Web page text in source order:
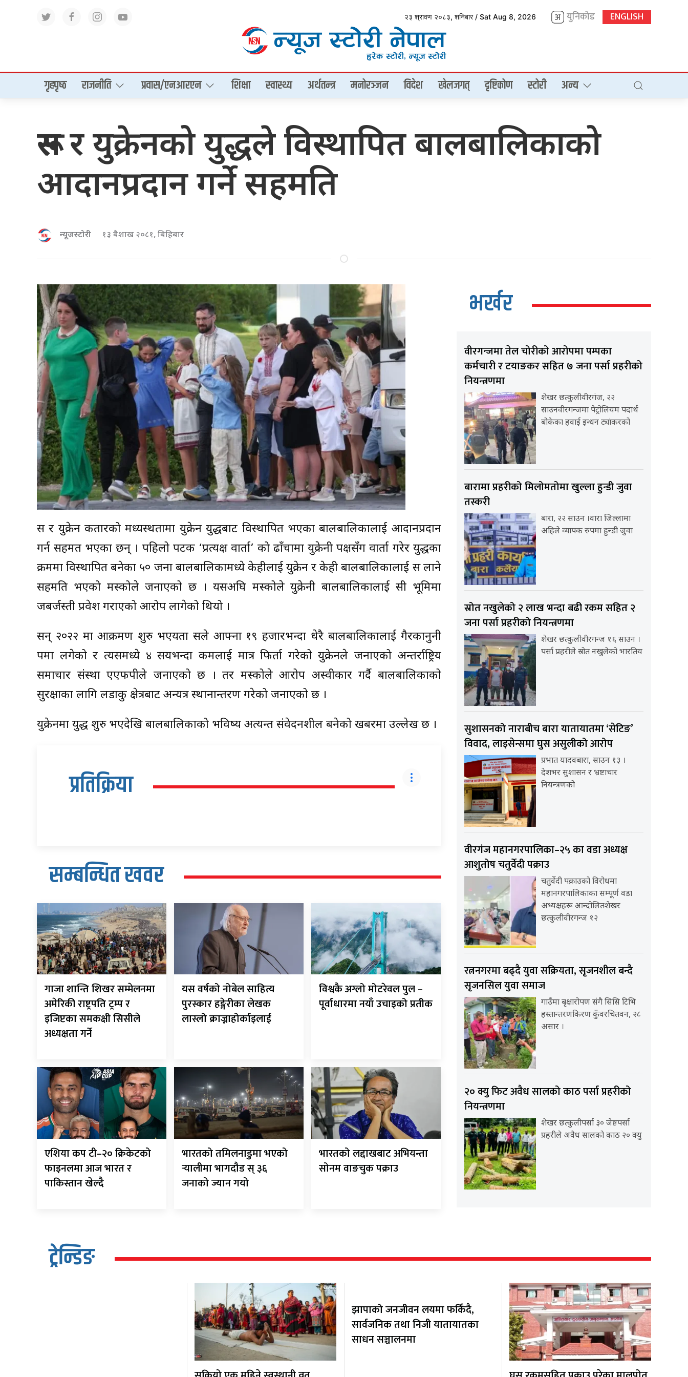
२३ श्रावण २०८३, शनिबार / Sat Aug 8, 2026 युनिकोड ENGLISH
गृहपृष्‍ठ राजनीति प्रवास/एनआरएन शिक्षा स्वास्थ्य अर्थतन्त्र मनोरञ्जन विदेश खेलजगत् दृष्टिकोण स्टोरी अन्य
रूस र युक्रेनको युद्धले विस्थापित बालबालिकाको
आदानप्रदान गर्ने सहमति
न्यूजस्टोरी १३ बैशाख २०८१, बिहिबार
रूस र युक्रेन कतारको मध्यस्थतामा युक्रेन युद्धबाट विस्थापित भएका बालबालिकालाई आदानप्रदान
गर्न सहमत भएका छन् । पहिलो पटक ‘प्रत्यक्ष वार्ता’ को ढाँचामा युक्रेनी पक्षसँग वार्ता गरेर युद्धका
क्रममा विस्थापित बनेका ५० जना बालबालिकामध्ये केहीलाई युक्रेन र केही बालबालिकालाई रूस लाने
सहमति भएको मस्कोले जनाएको छ । यसअघि मस्कोले युक्रेनी बालबालिकालाई रूसी भूमिमा
जबर्जस्ती प्रवेश गराएको आरोप लागेको थियो ।
सन् २०२२ मा आक्रमण शुरु भएयता रूसले आफ्ना १९ हजारभन्दा धेरै बालबालिकालाई गैरकानुनी
रूपमा लगेको र त्यसमध्ये ४ सयभन्दा कमलाई मात्र फिर्ता गरेको युक्रेनले जनाएको अन्तर्राष्ट्रिय
समाचार संस्था एएफपीले जनाएको छ । तर मस्कोले आरोप अस्वीकार गर्दै बालबालिकाको
सुरक्षाका लागि लडाकु क्षेत्रबाट अन्यत्र स्थानान्तरण गरेको जनाएको छ ।
युक्रेनमा युद्ध शुरु भएदेखि बालबालिकाको भविष्य अत्यन्त संवेदनशील बनेको खबरमा उल्लेख छ ।
प्रतिक्रिया
सम्बन्धित खवर
गाजा शान्ति शिखर सम्मेलनमा
अमेरिकी राष्ट्रपति ट्रम्प र
इजिप्टका समकक्षी सिसीले
अध्यक्षता गर्ने
यस वर्षको नोबेल साहित्य
पुरस्कार हङ्गेरीका लेखक
लास्लो क्राज्नाहोर्काइलाई
विश्वकै अग्लो मोटरेवल पुल –
पूर्वाधारमा नयाँ उचाइको प्रतीक
एशिया कप टी–२० क्रिकेटको
फाइनलमा आज भारत र
पाकिस्तान खेल्दै
भारतको तमिलनाडुमा भएको
र्‍यालीमा भागदौड स् ३६
जनाको ज्यान गयो
भारतको लद्दाखबाट अभियन्ता
सोनम वाङचुक पक्राउ
भर्खर
वीरगन्जमा तेल चोरीको आरोपमा पम्पका
कर्मचारी र टयाङकर सहित ७ जना पर्सा प्रहरीको
नियन्त्रणमा
शेखर छत्कुलीवीरगंज, २२
साउनवीरगन्जमा पेट्रोलियम पदार्थ
बोकेका हवाई इन्धन ट्यांकरको
बारामा प्रहरीको मिलोमतोमा खुल्ला हुन्डी जुवा
तस्करी
बारा, २२ साउन ।वारा जिल्लामा
अहिले व्यापक रुपमा हुन्डी जुवा
स्रोत नखुलेको २ लाख भन्दा बढी रकम सहित २
जना पर्सा प्रहरीको नियन्त्रणमा
शेखर छत्कुलीवीरगन्ज १६ साउन ।
पर्सा प्रहरीले स्रोत नखुलेको भारतिय
सुशासनको नाराबीच बारा यातायातमा ‘सेटिङ’
विवाद, लाइसेन्समा घुस असुलीको आरोप
प्रभात यादवबारा, साउन १३ ।
देशभर सुशासन र भ्रष्टाचार
नियन्त्रणको
वीरगंज महानगरपालिका–२५ का वडा अध्यक्ष
आशुतोष चतुर्वेदी पक्राउ
चतुर्वेदी पक्राउको विरोधमा
महानगरपालिकाका सम्पूर्ण वडा
अध्यक्षहरू आन्दोलितशेखर
छत्कुलीवीरगन्ज १२
रत्ननगरमा बढ्दै युवा सक्रियता, सृजनशील बन्दै
सृजनसिल युवा समाज
गाउँमा बृक्षारोपण संगै सिसि टिभि
हस्तान्तरणकिरण कुँवरचितवन, २८
असार ।
२० क्यु फिट अवैध सालको काठ पर्सा प्रहरीको
नियन्त्रणमा
शेखर छत्कुलीपर्सा ३० जेष्ठपर्सा
प्रहरीले अवैध सालको काठ २० क्यु
ट्रेन्डिङ
झापाको जनजीवन लयमा फर्किँदै,
सार्वजनिक तथा निजी यातायातका
साधन सञ्चालनमा